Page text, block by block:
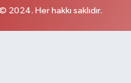
2024. Her hakkı saklıdır.